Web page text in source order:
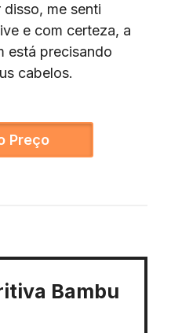
me senti
e com certeza, a
está precisando
cabelos.
Preço
Bambu